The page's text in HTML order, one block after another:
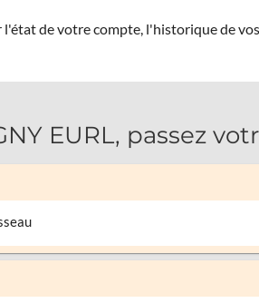
de votre compte, l'historique de
EURL, passez